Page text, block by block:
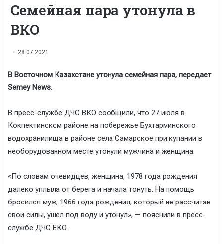
Семейная пара утонула в
ВКО
28.07.2021
В Восточном Казахстане утонула семейная пара, передает
Semey News.
В пресс-службе ДЧС ВКО сообщили, что 27 июля в
Кокпектинском районе на побережье Бухтарминского
водохранилища в районе села Самарское при купании в
необорудованном месте утонули мужчина и женщина.
«По словам очевидцев, женщина, 1978 года рождения
далеко уплыла от берега и начала тонуть. На помощь
бросился муж, 1966 года рождения, который не рассчитав
свои силы, ушел под воду и утонул», — пояснили в пресс-
службе ДЧС ВКО.